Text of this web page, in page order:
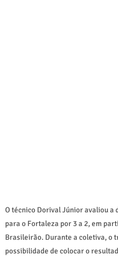
O técnico Dorival Júnior avaliou a
para o Fortaleza por 3 a 2, em
Brasileirão. Durante a coletiva, o
possibilidade de colocar o